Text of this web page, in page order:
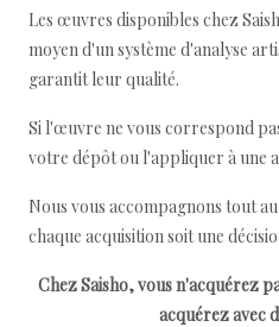
Les œuvres disponibles chez
moyen d'un système d'analyse
garantit leur qualité.
Si l'œuvre ne vous correspond
votre dépôt ou l'appliquer à une
Nous vous accompagnons tout
chaque acquisition soit une
Chez Saisho, vous n'acquérez
acquérez avec